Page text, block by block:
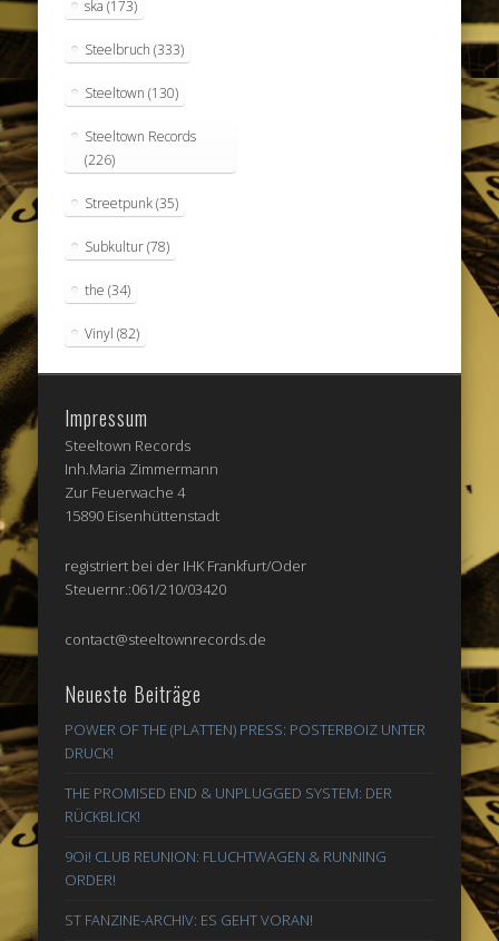
ska (173)
Steelbruch (333)
Steeltown (130)
Steeltown Records
(226)
Streetpunk(35)
Subkultur(78)
the (34)
Vinyl (82)
Impressum
Steeltown Records
Inh.Maria Zimmermann
Zur Feuerwache 4
15890 Eisenhüttenstadt
registriert bei der IHK Frankfurt/Oder
Steuernr.:061/210/03420
contact@steeltownrecords.de
Neueste Beiträge
POWER OF THE (PLATTEN) PRESS: POSTERBOIZ UNTER
DRUCK!
THE PROMISED END & UNPLUGGED SYSTEM: DER
RÜCKBLICK!
9Oi! CLUB REUNION: FLUCHTWAGEN & RUNNING
ORDER!
ST FANZINE-ARCHIV: ES GEHT VORAN!